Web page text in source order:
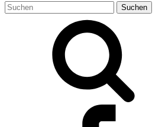
Suchen
nach: